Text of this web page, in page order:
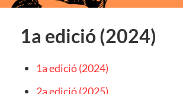
1a edició (2024)
1a edició (2024)
2a edició (2025)